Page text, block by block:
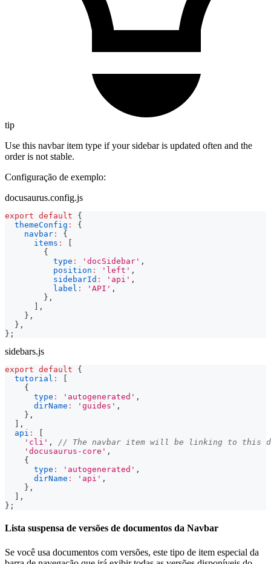
tip
Use this navbar item type if your sidebar is updated often and the
order is not stable.
Configuração de exemplo:
docusaurus.config.js
export default
{
themeConfig :
{
navbar :
{
items :
{
type : 'docSidebar' ,
position : 'left' ,
sidebarId : 'api' ,
label : 'API' ,
} ,
,
} ,
} ,
} ;
sidebars.js
export default
{
tutorial :
{
type : 'autogenerated' ,
dirName : 'guides' ,
} ,
,
api :
'cli' ,
// The navbar item will be linking to this
'docusaurus-core' ,
{
type : 'autogenerated' ,
dirName : 'api' ,
} ,
,
} ;
Lista suspensa de versões de documentos da Navbar
Se você usa documentos com versões, este tipo de item especial da